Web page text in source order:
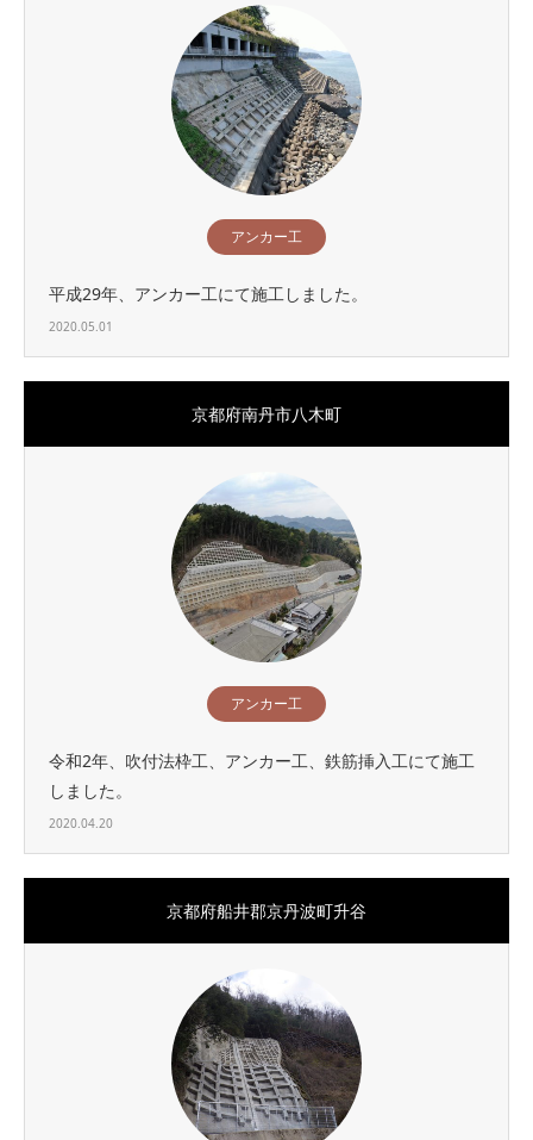
アンカー工
平成29年、アンカー工にて施工しました。
2020.05.01
京都府南丹市八木町
アンカー工
令和2年、吹付法枠工、アンカー工、鉄筋挿入工にて施工
しました。
2020.04.20
京都府船井郡京丹波町升谷